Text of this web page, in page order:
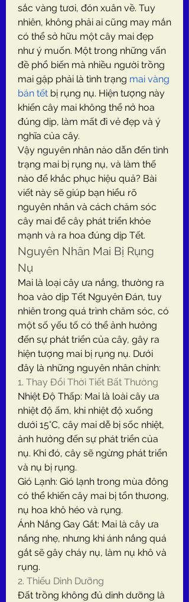
sắc vàng tươi, đón xuân về. Tuy
nhiên, không phải ai cũng may mắn
có thể sở hữu một cây mai đẹp
như ý muốn. Một trong những vấn
đề phổ biến mà nhiều người trồng
mai gặp phải là tình trạng mai vàng
bán tết bị rụng nụ. Hiện tượng này
khiến cây mai không thể nở hoa
đúng dịp, làm mất đi vẻ đẹp và ý
nghĩa của cây.
Vậy nguyên nhân nào dẫn đến tình
trạng mai bị rụng nụ, và làm thế
nào để khắc phục hiệu quả? Bài
viết này sẽ giúp bạn hiểu rõ
nguyên nhân và cách chăm sóc
cây mai để cây phát triển khỏe
mạnh và ra hoa đúng dịp Tết.
Nguyên Nhân Mai Bị Rụng
Nụ
Mai là loại cây ưa nắng, thường ra
hoa vào dịp Tết Nguyên Đán, tuy
nhiên trong quá trình chăm sóc, có
một số yếu tố có thể ảnh hưởng
đến sự phát triển của cây, gây ra
hiện tượng mai bị rụng nụ. Dưới
đây là những nguyên nhân chính:
1. Thay Đổi Thời Tiết Bất Thường
Nhiệt Độ Thấp: Mai là loài cây ưa
nhiệt độ ấm, khi nhiệt độ xuống
dưới 15°C, cây mai dễ bị sốc nhiệt,
ảnh hưởng đến sự phát triển của
nụ. Khi đó, cây sẽ ngừng phát triển
và nụ bị rụng.
Gió Lạnh: Gió lạnh trong mùa đông
có thể khiến cây mai bị tổn thương,
nụ hoa khô héo và rụng.
Ánh Nắng Gay Gắt: Mai là cây ưa
nắng nhẹ, nhưng khi ánh nắng quá
gắt sẽ gây cháy nụ, làm nụ khô và
rụng.
2. Thiếu Dinh Dưỡng
Đất trồng không đủ dinh dưỡng là